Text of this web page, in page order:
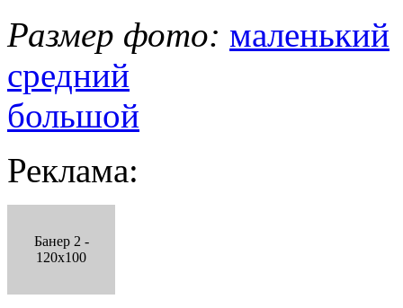
Размер фото: маленький
средний
большой
Реклама:
Банер 2 -
120x100